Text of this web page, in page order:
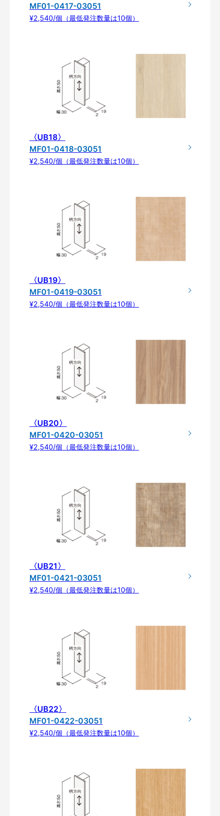
MF01-0417-03051
¥2,540/個（最低発注数量は10個）
〈UB18〉
MF01-0418-03051
¥2,540/個（最低発注数量は10個）
〈UB19〉
MF01-0419-03051
¥2,540/個（最低発注数量は10個）
〈UB20〉
MF01-0420-03051
¥2,540/個（最低発注数量は10個）
〈UB21〉
MF01-0421-03051
¥2,540/個（最低発注数量は10個）
〈UB22〉
MF01-0422-03051
¥2,540/個（最低発注数量は10個）